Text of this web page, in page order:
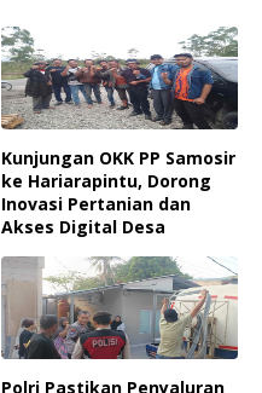
Kunjungan OKK PP Samosir
ke Hariarapintu, Dorong
Inovasi Pertanian dan
Akses Digital Desa
Polri Pastikan Penyaluran